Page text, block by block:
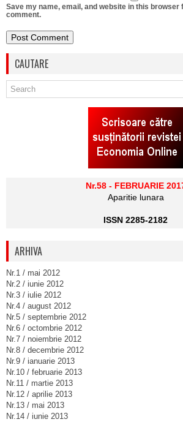
Save my name, email, and website in this browser
comment.
CAUTARE
Nr.58 - FEBRUARIE
Aparitie lunara
ISSN 2285-2182
ARHIVA
Nr.1 / mai 2012
Nr.2 / iunie 2012
Nr.3 / iulie 2012
Nr.4 / august 2012
Nr.5 / septembrie 2012
Nr.6 / octombrie 2012
Nr.7 / noiembrie 2012
Nr.8 / decembrie 2012
Nr.9 / ianuarie 2013
Nr.10 / februarie 2013
Nr.11 / martie 2013
Nr.12 / aprilie 2013
Nr.13 / mai 2013
Nr.14 / iunie 2013